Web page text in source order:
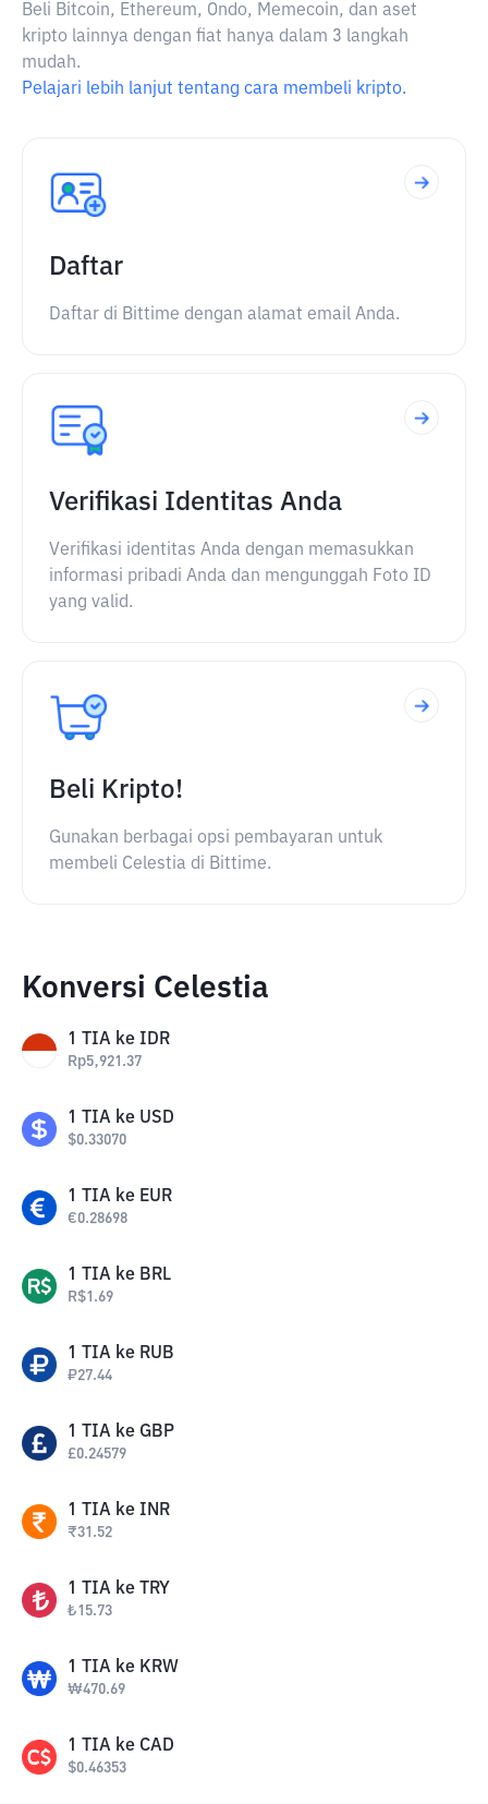
Beli Bitcoin, Ethereum, Ondo, Memecoin, dan aset
kripto lainnya dengan fiat hanya dalam 3 langkah
mudah.
Pelajari lebih lanjut tentang cara membeli kripto.
Daftar
Daftar di Bittime dengan alamat email Anda.
Verifikasi Identitas Anda
Verifikasi identitas Anda dengan memasukkan
informasi pribadi Anda dan mengunggah Foto ID
yang valid.
Beli Kripto!
Gunakan berbagai opsi pembayaran untuk
membeli Celestia di Bittime.
Konversi Celestia
1 TIA ke IDR
Rp5,921.37
1 TIA ke USD
$0.33070
1 TIA ke EUR
€0.28698
1 TIA ke BRL
R$1.69
1 TIA ke RUB
₽27.44
1 TIA ke GBP
£0.24579
1 TIA ke INR
₹31.52
1 TIA ke TRY
₺15.73
1 TIA ke KRW
₩470.69
1 TIA ke CAD
$0.46353